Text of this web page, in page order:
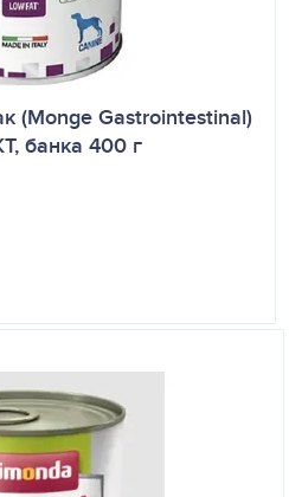
(Monge Gastrointestinal)
банка 400 г